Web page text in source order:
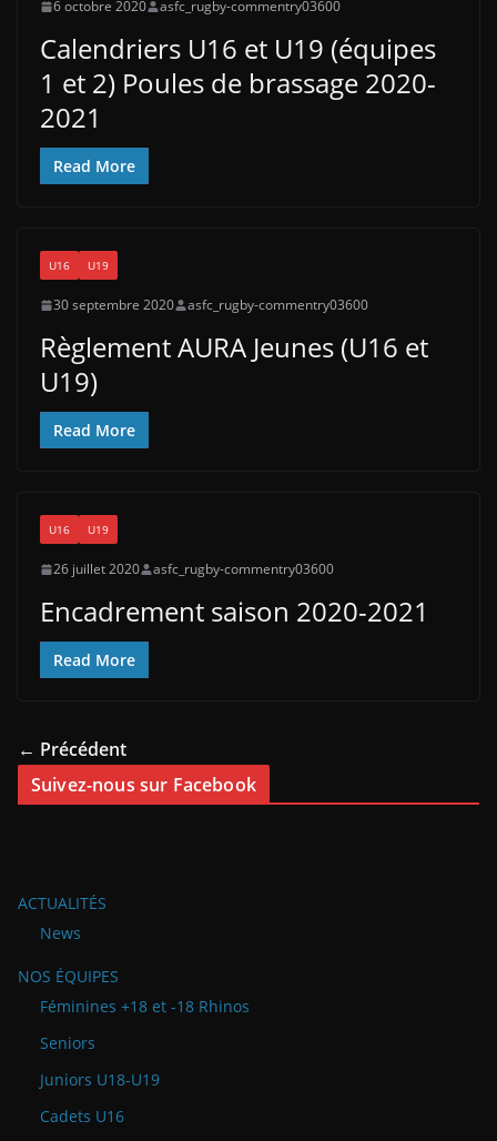
6 octobre 2020 asfc_rugby-commentry03600
Calendriers U16 et U19 (équipes
1 et 2) Poules de brassage 2020-
2021
Read More
U16 U19
30 septembre 2020 asfc_rugby-commentry03600
Règlement AURA Jeunes (U16 et
U19)
Read More
U16 U19
26 juillet 2020 asfc_rugby-commentry03600
Encadrement saison 2020-2021
Read More
← Précédent
Suivez-nous sur Facebook
ACTUALITÉS
News
NOS ÉQUIPES
Féminines +18 et -18 Rhinos
Seniors
Juniors U18-U19
Cadets U16